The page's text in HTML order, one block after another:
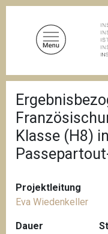
D
f
a
d
a
v
i
a
t
i
n
Klasse (H8)
Projektleitung
Eva Wiedenkeller
Dauer